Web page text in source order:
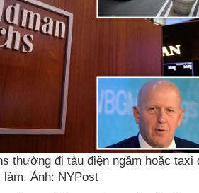
thường đi tàu điện ngầm hoặc taxi
làm. Ảnh: NYPost